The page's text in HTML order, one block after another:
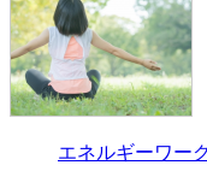
エネルギーワー